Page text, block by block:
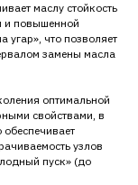
маслу стойкость
и повышенной
угар», что позволяет
замены масла
оптимальной
свойствами, в
обеспечивает
узлов
пуск» (до